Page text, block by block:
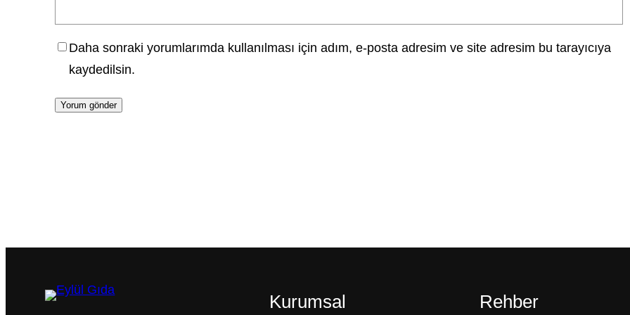
Daha sonraki yorumlarımda kullanılması için adım, e-posta adresim ve site adresim bu tarayıcıya
kaydedilsin.
Kurumsal Rehber